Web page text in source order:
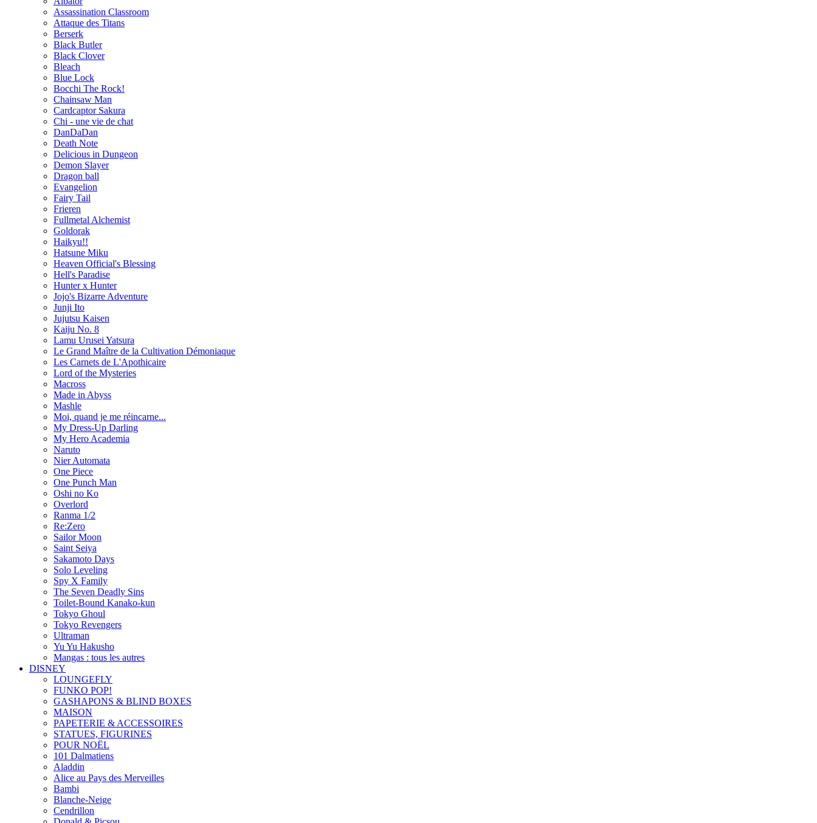
Assassination Classroom
Attaque des Titans
Berserk
Black Butler
Black Clover
Bleach
Blue Lock
Bocchi The Rock!
Chainsaw Man
Cardcaptor Sakura
Chi - une vie de chat
DanDaDan
Death Note
Delicious in Dungeon
Demon Slayer
Dragon ball
Evangelion
Fairy Tail
Frieren
Fullmetal Alchemist
Goldorak
Haikyu!!
Hatsune Miku
Heaven Official's Blessing
Hell's Paradise
Hunter x Hunter
Jojo's Bizarre Adventure
Junji Ito
Jujutsu Kaisen
Kaiju No. 8
Lamu Urusei Yatsura
Le Grand Maître de la Cultivation Démoniaque
Les Carnets de L'Apothicaire
Lord of the Mysteries
Macross
Made in Abyss
Mashle
Moi, quand je me réincarne...
My Dress-Up Darling
My Hero Academia
Naruto
Nier Automata
One Piece
One Punch Man
Oshi no Ko
Overlord
Ranma 1/2
Re:Zero
Sailor Moon
Saint Seiya
Sakamoto Days
Solo Leveling
Spy X Family
The Seven Deadly Sins
Toilet-Bound Kanako-kun
Tokyo Ghoul
Tokyo Revengers
Ultraman
Yu Yu Hakusho
Mangas : tous les autres
DISNEY
LOUNGEFLY
FUNKO POP!
GASHAPONS & BLIND BOXES
MAISON
PAPETERIE & ACCESSOIRES
STATUES, FIGURINES
POUR NOËL
101 Dalmatiens
Aladdin
Alice au Pays des Merveilles
Bambi
Blanche-Neige
Cendrillon